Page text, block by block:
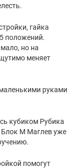
гайка
положений.
но на
меняет
руками
кубиком Рубика
Блок М Маглев уже
помогут